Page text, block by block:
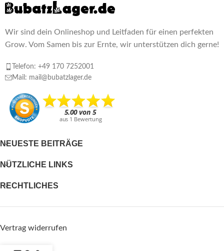
Wir sind dein Onlineshop und Leitfaden für einen perfekten
Grow. Vom Samen bis zur Ernte, wir unterstützen dich gerne!
Telefon: +49 170 7252001
Mail: mail@bubatzlager.de
NEUESTE BEITRÄGE
NÜTZLICHE LINKS
RECHTLICHES
Vertrag widerrufen